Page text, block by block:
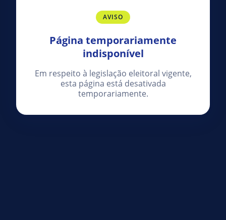
AVISO
Página temporariamente
indisponível
Em respeito à legislação eleitoral vigente,
esta página está desativada
temporariamente.